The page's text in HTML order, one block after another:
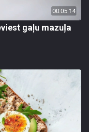
00:05:14
gaļu mazuļa